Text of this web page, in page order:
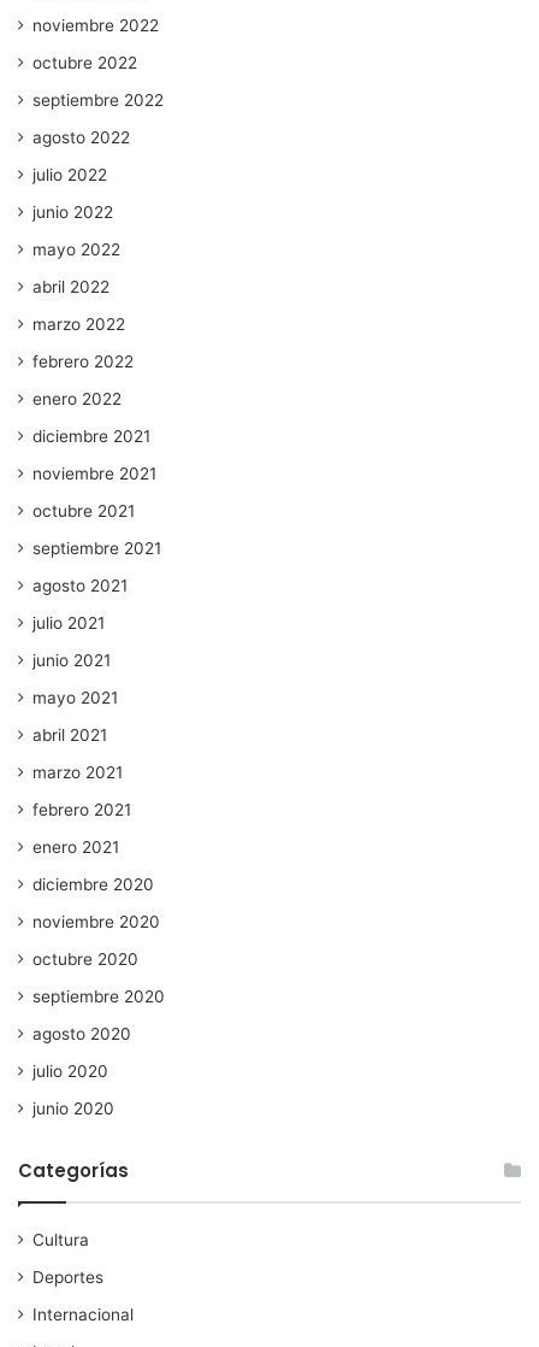
noviembre 2022
octubre 2022
septiembre 2022
agosto 2022
julio 2022
junio 2022
mayo 2022
abril 2022
marzo 2022
febrero 2022
enero 2022
diciembre 2021
noviembre 2021
octubre 2021
septiembre 2021
agosto 2021
julio 2021
junio 2021
mayo 2021
abril 2021
marzo 2021
febrero 2021
enero 2021
diciembre 2020
noviembre 2020
octubre 2020
septiembre 2020
agosto 2020
julio 2020
junio 2020
Categorías
Cultura
Deportes
Internacional